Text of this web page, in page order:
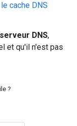
cache DNS
DNS,
et qu'il n'est pas
?